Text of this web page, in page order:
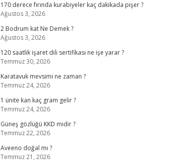
170 derece fırında kurabiyeler kaç dakikada pişer ?
Ağustos 3, 2026
2 Bodrum kat Ne Demek ?
Ağustos 3, 2026
120 saatlik işaret dili sertifikası ne işe yarar ?
Temmuz 30, 2026
Karatavuk mevsimi ne zaman ?
Temmuz 24, 2026
1 ünite kan kaç gram gelir ?
Temmuz 24, 2026
Güneş gözlüğü KKD midir ?
Temmuz 22, 2026
Aveeno doğal mı ?
Temmuz 21, 2026